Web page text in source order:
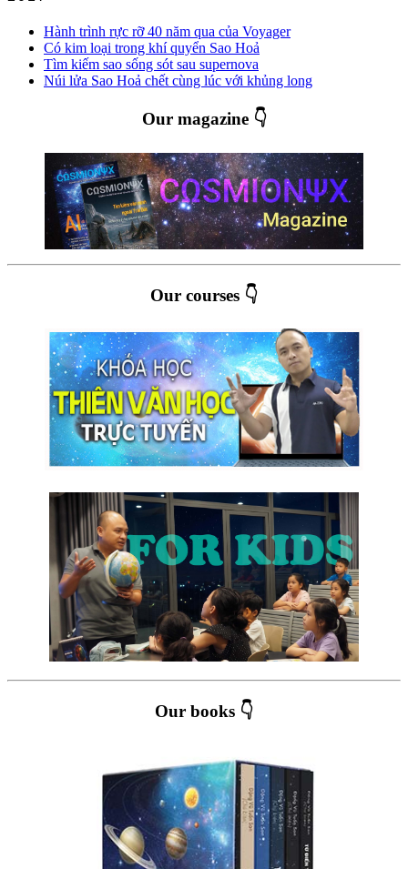
Hành trình rực rỡ 40 năm qua của Voyager
Có kim loại trong khí quyển Sao Hoả
Tìm kiếm sao sống sót sau supernova
Núi lửa Sao Hoả chết cùng lúc với khủng long
Our magazine 👇
Our courses 👇
Our books 👇